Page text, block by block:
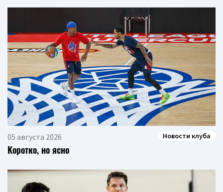
05 августа 2026 Новости клуба
Коротко, но ясно